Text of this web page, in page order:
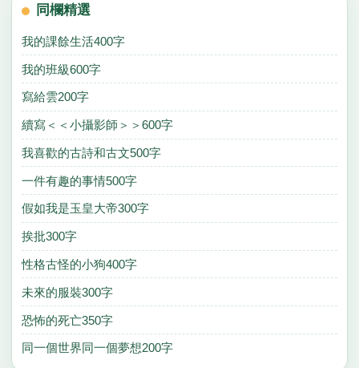
同欄精選
我的課餘生活400字
我的班級600字
寫給雲200字
續寫＜＜小攝影師＞＞600字
我喜歡的古詩和古文500字
一件有趣的事情500字
假如我是玉皇大帝300字
挨批300字
性格古怪的小狗400字
未來的服裝300字
恐怖的死亡350字
同一個世界同一個夢想200字